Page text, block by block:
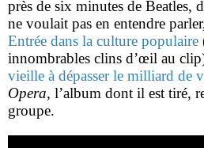
près de six minutes de Beatles,
ne voulait pas en entendre
Entrée dans la culture populaire
innombrables clins d’œil au
vieille à dépasser le milliard de
Opera, l’album dont il est tiré,
groupe.